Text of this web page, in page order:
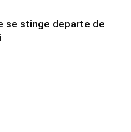
se stinge departe de